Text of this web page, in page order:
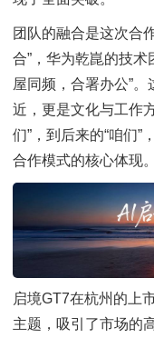
团队的融合是这次合
合”，华为乾崑的技术
屋同频，合署办公”
近，更是文化与工作
们”，到后来的“咱们
合作模式的核心体现。
启境GT7在杭州的上
主题，吸引了市场的